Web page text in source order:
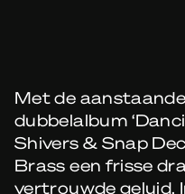
Met de
dubbelalbum
Shivers & Snap
Brass een frisse
vertrouwde geluid.